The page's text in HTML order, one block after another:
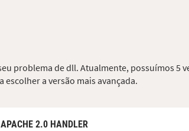
problema de dll. Atualmente, possuímos 5
escolher a versão mais avançada.
2.0 HANDLER